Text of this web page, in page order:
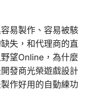
易製作、容易被駭
失，和代理商的直
望Online，為什麼
發商光榮遊戲設計
作好用的自動練功